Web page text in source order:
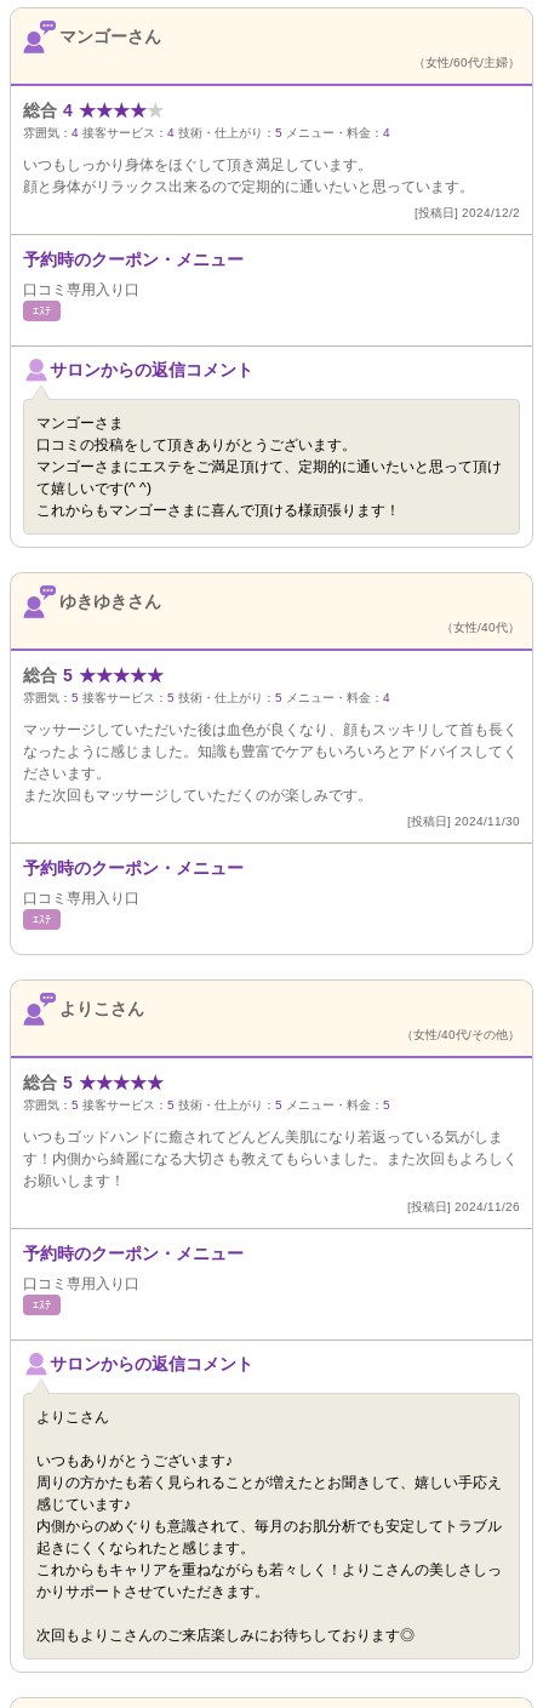
マンゴーさん
（女性/60代/主婦）
総合 4 ★★★★★
雰囲気： 4 接客サービス： 4 技術・仕上がり： 5 メニュー・料金： 4
いつもしっかり身体をほぐして頂き満足しています。
顔と身体がリラックス出来るので定期的に通いたいと思っています。
[投稿日] 2024/12/2
予約時のクーポン・メニュー
口コミ専用入り口
ｴｽﾃ
サロンからの返信コメント
マンゴーさま
口コミの投稿をして頂きありがとうございます。
マンゴーさまにエステをご満足頂けて、定期的に通いたいと思って頂け
て嬉しいです(^ ^)
これからもマンゴーさまに喜んで頂ける様頑張ります！
ゆきゆきさん
（女性/40代）
総合 5 ★★★★★
雰囲気： 5 接客サービス： 5 技術・仕上がり： 5 メニュー・料金： 4
マッサージしていただいた後は血色が良くなり、顔もスッキリして首も長く
なったように感じました。知識も豊富でケアもいろいろとアドバイスしてく
ださいます。
また次回もマッサージしていただくのが楽しみです。
[投稿日] 2024/11/30
予約時のクーポン・メニュー
口コミ専用入り口
ｴｽﾃ
よりこさん
（女性/40代/その他）
総合 5 ★★★★★
雰囲気： 5 接客サービス： 5 技術・仕上がり： 5 メニュー・料金： 5
いつもゴッドハンドに癒されてどんどん美肌になり若返っている気がしま
す！内側から綺麗になる大切さも教えてもらいました。また次回もよろしく
お願いします！
[投稿日] 2024/11/26
予約時のクーポン・メニュー
口コミ専用入り口
ｴｽﾃ
サロンからの返信コメント
よりこさん
いつもありがとうございます♪
周りの方かたも若く見られることが増えたとお聞きして、嬉しい手応え
感じています♪
内側からのめぐりも意識されて、毎月のお肌分析でも安定してトラブル
起きにくくなられたと感じます。
これからもキャリアを重ねながらも若々しく！よりこさんの美しさしっ
かりサポートさせていただきます。
次回もよりこさんのご来店楽しみにお待ちしております◎